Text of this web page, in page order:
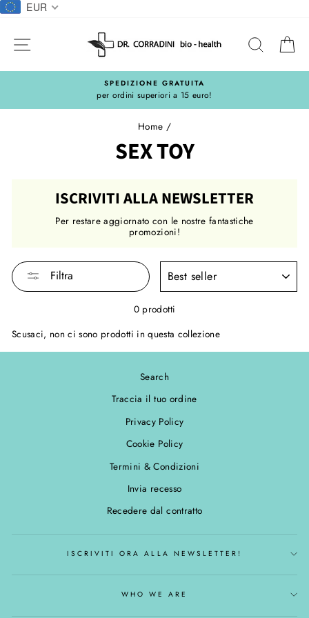
Salta
contentuto
EUR
NAVIGAZIONE DEL SITO CERCA
SPEDIZIONE GRATUITA
per ordini superiori a 15 euro!
Home /
SEX TOY
ISCRIVITI ALLA NEWSLETTER
Per restare aggiornato con le nostre fantastiche
promozioni!
Filtra
0 prodotti
Scusaci, non ci sono prodotti in questa collezione
Search
Traccia il tuo ordine
Privacy Policy
Cookie Policy
Termini & Condizioni
Invia recesso
Recedere dal contratto
ISCRIVITI ORA ALLA NEWSLETTER!
WHO WE ARE